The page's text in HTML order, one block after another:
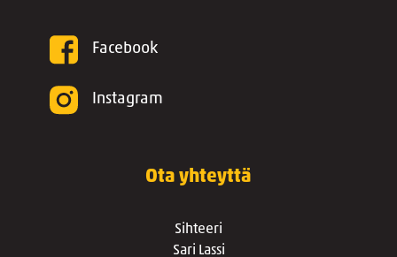
Facebook
Instagram
Ota yhteyttä
Sihteeri
Sari Lassi